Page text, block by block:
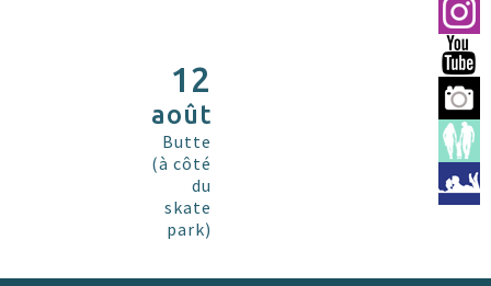
You
12
août
Butte
(à côté
du
skate
park)